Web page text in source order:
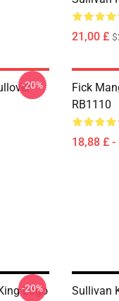
21,00 £
-20%
Fick
RB1110
18,88 £ -
Logo
-20%
Sullivan